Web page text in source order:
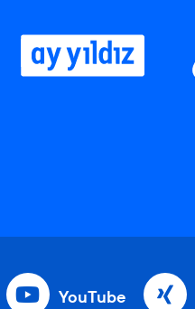
YouTube